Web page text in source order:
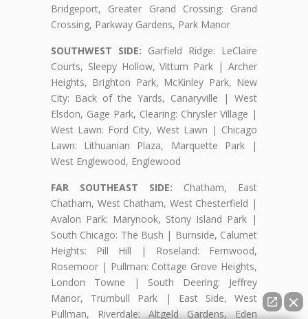
Bridgeport, Greater Grand Crossing: Grand
Crossing, Parkway Gardens, Park Manor
SOUTHWEST SIDE: Garfield Ridge: LeClaire
Courts, Sleepy Hollow, Vittum Park | Archer
Heights, Brighton Park, McKinley Park, New
City: Back of the Yards, Canaryville | West
Elsdon, Gage Park, Clearing: Chrysler Village |
West Lawn: Ford City, West Lawn | Chicago
Lawn: Lithuanian Plaza, Marquette Park |
West Englewood, Englewood
FAR SOUTHEAST SIDE: Chatham, East
Chatham, West Chatham, West Chesterfield |
Avalon Park: Marynook, Stony Island Park |
South Chicago: The Bush | Burnside, Calumet
Heights: Pill Hill | Roseland: Fernwood,
Rosemoor | Pullman: Cottage Grove Heights,
London Towne | South Deering: Jeffrey
Manor, Trumbull Park | East Side, West
Pullman, Riverdale: Altgeld Gardens, Eden